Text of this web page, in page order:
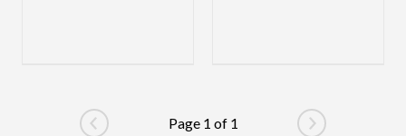
Go to previous page
Page 1 of 1
Go to next